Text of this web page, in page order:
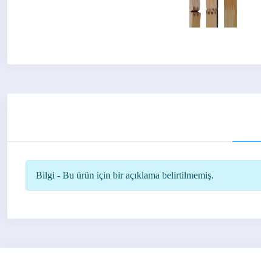
Bilgi - Bu ürün için bir açıklama belirtilmemiş.